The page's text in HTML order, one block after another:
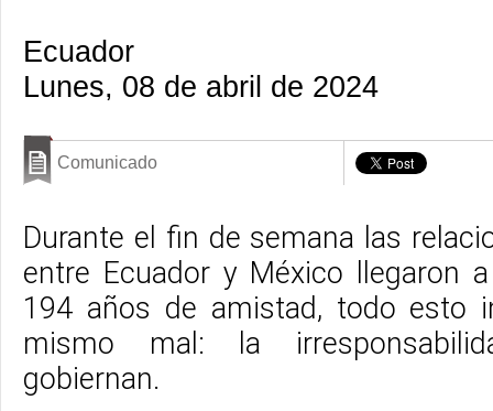
Ecuador
Lunes, 08 de abril de 2024
Comunicado
Durante el fin de semana las
entre Ecuador y México llegaron
194 años de amistad, todo esto
mismo mal: la
gobiernan.